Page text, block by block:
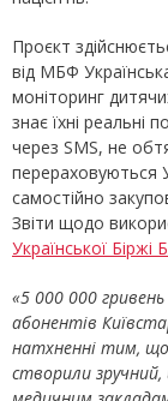
Проєкт
від МБФ
моніторинг
знає їхні
через SMS, не
перераховуються
самостійно
Звіти щодо
Української Біржі
«5 000 000
абонентів
натхненні тим, що
створили